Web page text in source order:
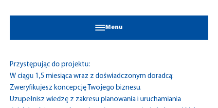
Menu
Przystępując do projektu:
W ciągu 1,5 miesiąca wraz z doświadczonym doradcą:
Zweryfikujesz koncepcję Twojego biznesu.
Uzupełnisz wiedzę z zakresu planowania i uruchamiania